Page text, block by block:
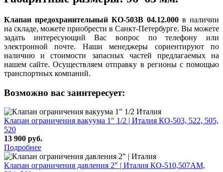
Клапан предохранительный КО-503В 04.12.000 в наличии
на складе, можете приобрести в Санкт-Петербурге. Вы можете
задать интересующий Вас вопрос по телефону или
электронной почте. Наши менеджеры сориентируют по
наличию и стоимости запасных частей предлагаемых на
нашем сайте. Осуществляем отправку в регионы с помощью
транспортных компаний.
Возможно вас заинтересует:
Клапан ограничения вакуума 1″ 1/2 | Италия КО-503, 522, 505,
520
13 900 руб.
Подробнее
Клапан ограничения давления 2″ | Италия КО-510,507АМ,